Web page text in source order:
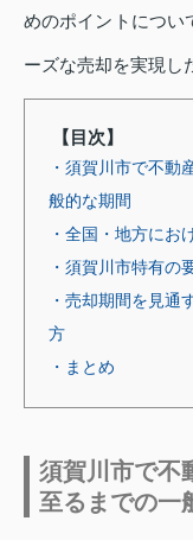
めのポイントについ
ーズな売却を実現し
【目次】
・須賀川市で不動
般的な期間
・全国・地方にお
・須賀川市特有の
・売却期間を見通
方
・まとめ
須賀川市で不
至るまでの一